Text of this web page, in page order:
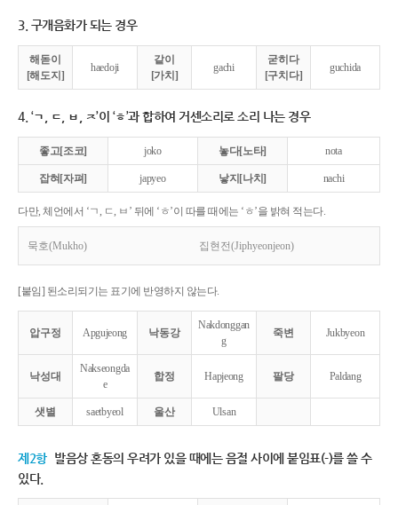
3. 구개음화가 되는 경우
해돋이
[해도지]
haedoji
같이
[가치]
gachi
굳히다
[구치다]
guchida
4. ‘ㄱ, ㄷ, ㅂ, ㅈ’이 ‘ㅎ’과 합하여 거센소리로 소리 나는 경우
좋고[조코] joko 놓다[노타] nota
잡혀[자펴] japyeo 낳지[나치] nachi
다만, 체언에서 ‘ㄱ, ㄷ, ㅂ’ 뒤에 ‘ㅎ’이 따를 때에는 ‘ㅎ’을 밝혀 적는다.
묵호(Mukho) 집현전(Jiphyeonjeon)
[붙임] 된소리되기는 표기에 반영하지 않는다.
압구정 Apgujeong 낙동강
Nakdonggan
g
죽변 Jukbyeon
낙성대
Nakseongda
e
합정 Hapjeong 팔당 Paldang
샛별 saetbyeol 울산 Ulsan
제2항 발음상 혼동의 우려가 있을 때에는 음절 사이에 붙임표(-)를 쓸 수
있다.